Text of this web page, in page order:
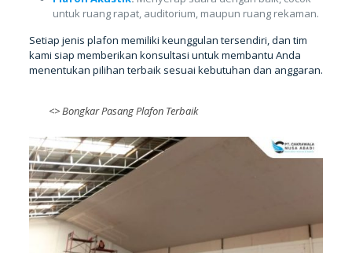
untuk ruang rapat, auditorium, maupun ruang rekaman.
Setiap jenis plafon memiliki keunggulan tersendiri, dan tim
kami siap memberikan konsultasi untuk membantu Anda
menentukan pilihan terbaik sesuai kebutuhan dan anggaran.
<>Bongkar Pasang Plafon Terbaik